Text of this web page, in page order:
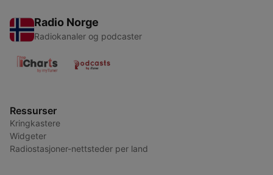
Radio Norge
Radiokanaler og podcaster
Ressurser
Kringkastere
Widgeter
Radiostasjoner-nettsteder per land